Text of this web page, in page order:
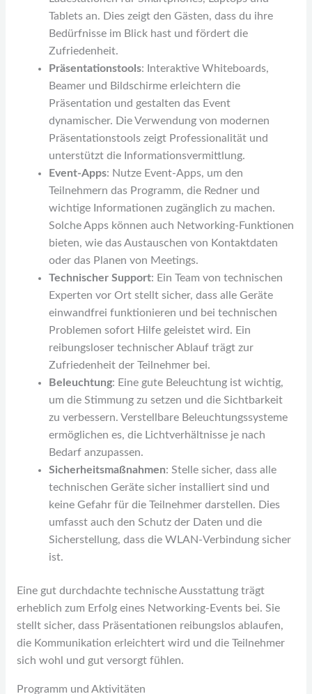
Tablets an. Dies zeigt den Gästen, dass du ihre
Bedürfnisse im Blick hast und fördert die
Zufriedenheit.
Präsentationstools: Interaktive Whiteboards,
Beamer und Bildschirme erleichtern die
Präsentation und gestalten das Event
dynamischer. Die Verwendung von modernen
Präsentationstools zeigt Professionalität und
unterstützt die Informationsvermittlung.
Event-Apps: Nutze Event-Apps, um den
Teilnehmern das Programm, die Redner und
wichtige Informationen zugänglich zu machen.
Solche Apps können auch Networking-Funktionen
bieten, wie das Austauschen von Kontaktdaten
oder das Planen von Meetings.
Technischer Support: Ein Team von technischen
Experten vor Ort stellt sicher, dass alle Geräte
einwandfrei funktionieren und bei technischen
Problemen sofort Hilfe geleistet wird. Ein
reibungsloser technischer Ablauf trägt zur
Zufriedenheit der Teilnehmer bei.
Beleuchtung: Eine gute Beleuchtung ist wichtig,
um die Stimmung zu setzen und die Sichtbarkeit
zu verbessern. Verstellbare Beleuchtungssysteme
ermöglichen es, die Lichtverhältnisse je nach
Bedarf anzupassen.
Sicherheitsmaßnahmen: Stelle sicher, dass alle
technischen Geräte sicher installiert sind und
keine Gefahr für die Teilnehmer darstellen. Dies
umfasst auch den Schutz der Daten und die
Sicherstellung, dass die WLAN-Verbindung sicher
ist.
Eine gut durchdachte technische Ausstattung trägt
erheblich zum Erfolg eines Networking-Events bei. Sie
stellt sicher, dass Präsentationen reibungslos ablaufen,
die Kommunikation erleichtert wird und die Teilnehmer
sich wohl und gut versorgt fühlen.
Programm und Aktivitäten